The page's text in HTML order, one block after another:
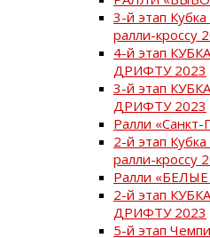
3-й этап
ралли-кроссу
4-й этап
ДРИФТУ 2023
3-й этап
ДРИФТУ 2023
Ралли
2-й этап
ралли-кроссу
Ралли
2-й этап
ДРИФТУ 2023
5-й этап